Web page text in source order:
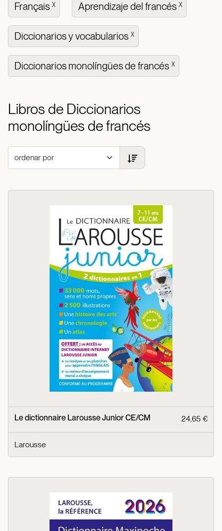
Français X Aprendizaje del francés X
Diccionarios y vocabularios X
Diccionarios monolíngües de francés X
Libros de Diccionarios
monolíngües de francés
Le dictionnaire Larousse Junior CE/CM 24,65 €
Larousse